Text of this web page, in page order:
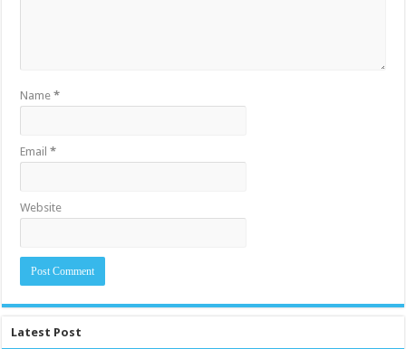
Name*
Email*
Website
Latest Post